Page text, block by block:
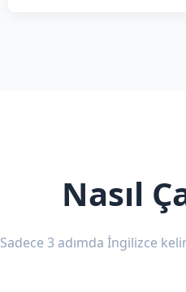
Nasıl
Sadece 3 adımda İngilizce